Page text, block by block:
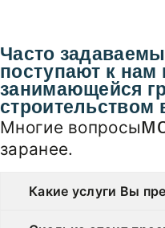
Часто
поступают к нам
занимающейся
строительством
Многие вопросы
заранее.
Какие услуги Вы